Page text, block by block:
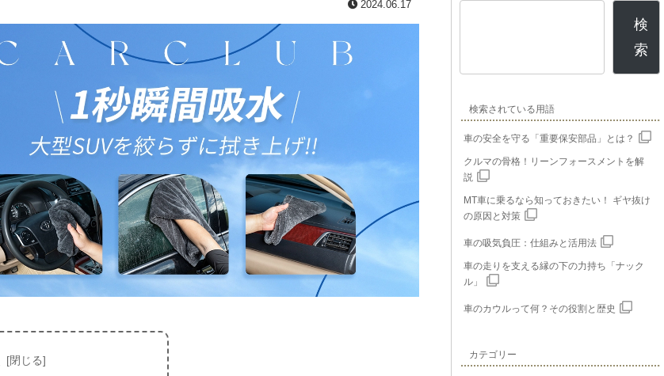
2024.06.17
検
索
検索されている用語
車の安全を守る「重要保安部品」とは？
クルマの骨格！リーンフォースメントを解
説
MT車に乗るなら知っておきたい！ ギヤ抜け
の原因と対策
車の吸気負圧：仕組みと活用法
車の走りを支える縁の下の力持ち「ナック
ル」
車のカウルって何？その役割と歴史
カテゴリー